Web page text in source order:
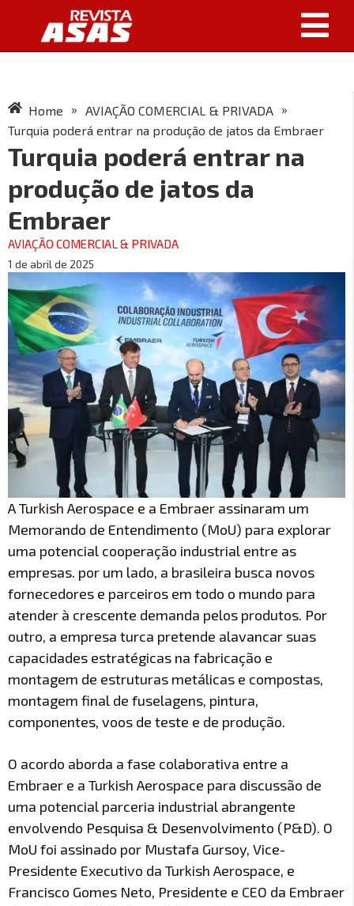
Home » AVIAÇÃO COMERCIAL & PRIVADA »
Turquia poderá entrar na produção de jatos da Embraer
Turquia poderá entrar na
produção de jatos da
Embraer
AVIAÇÃO COMERCIAL & PRIVADA
1 de abril de 2025
A Turkish Aerospace e a Embraer assinaram um
Memorando de Entendimento (MoU) para explorar
uma potencial cooperação industrial entre as
empresas. por um lado, a brasileira busca novos
fornecedores e parceiros em todo o mundo para
atender à crescente demanda pelos produtos. Por
outro, a empresa turca pretende alavancar suas
capacidades estratégicas na fabricação e
montagem de estruturas metálicas e compostas,
montagem final de fuselagens, pintura,
componentes, voos de teste e de produção.
O acordo aborda a fase colaborativa entre a
Embraer e a Turkish Aerospace para discussão de
uma potencial parceria industrial abrangente
envolvendo Pesquisa & Desenvolvimento (P&D). O
MoU foi assinado por Mustafa Gursoy, Vice-
Presidente Executivo da Turkish Aerospace, e
Francisco Gomes Neto, Presidente e CEO da Embraer